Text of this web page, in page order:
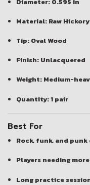
Material: Raw Hickory
Tip: Oval Wood
Finish: Unlacquered
Weight: Medium-
Quantity: 1 pair
Best For
Rock, funk, and
Players needing
Long practice